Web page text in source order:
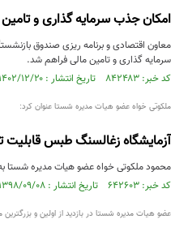
امکان جذب سرمایه گذاری و
سرمایه گذاری و تامین مالی فراهم شد.
کد خبر: ۸۴۲۴۸۳ تاریخ انتشار : ۱۴۰۲/۱۲/۲۰
ملکوتی خواه عضو هیات مدیره شستا عنوان کرد:
آزمایشگاه زغالسنگ طبس
محمود ملکوتی خواه عضو هیات مدیره شستا
کد خبر: ۶۴۲۶۰۳ تاریخ انتشار : ۱۳۹۸/۰۹/۰۸
عضو هیات مدیره شستا در بازدید از اولین و